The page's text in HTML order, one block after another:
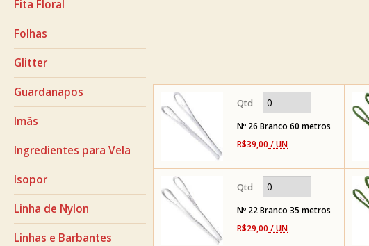
Fita Floral
Folhas
Glitter
Guardanapos
Imãs
Ingredientes para Vela
Isopor
Linha de Nylon
Linhas e Barbantes
Nº 26 Branco 60 metros
R$39,00 / UN
Nº 22 Branco 35 metros
R$29,00 / UN